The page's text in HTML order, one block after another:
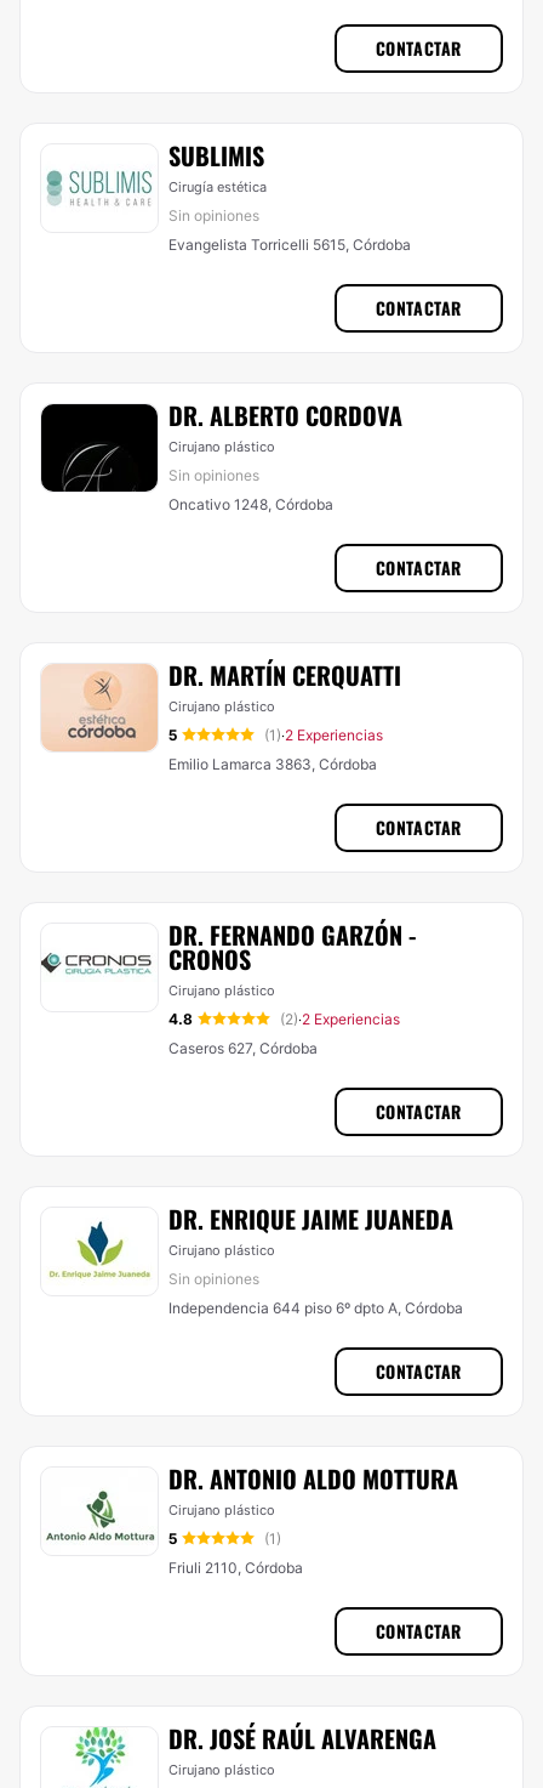
CONTACTAR
SUBLIMIS
Cirugía estética
Sin opiniones
Evangelista Torricelli 5615, Córdoba
CONTACTAR
DR. ALBERTO CORDOVA
Cirujano plástico
Sin opiniones
Oncativo 1248, Córdoba
CONTACTAR
DR. MARTÍN CERQUATTI
Cirujano plástico
5 (1)·2 Experiencias
Emilio Lamarca 3863, Córdoba
CONTACTAR
DR. FERNANDO GARZÓN -
CRONOS
Cirujano plástico
4.8 (2)·2 Experiencias
Caseros 627, Córdoba
CONTACTAR
DR. ENRIQUE JAIME JUANEDA
Cirujano plástico
Sin opiniones
Independencia 644 piso 6º dpto A, Córdoba
CONTACTAR
DR. ANTONIO ALDO MOTTURA
Cirujano plástico
5
(1)
Friuli 2110, Córdoba
CONTACTAR
DR. JOSÉ RAÚL ALVARENGA
Cirujano plástico